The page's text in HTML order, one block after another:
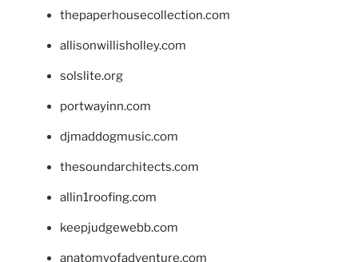
thepaperhousecollection.com
allisonwillisholley.com
solslite.org
portwayinn.com
djmaddogmusic.com
thesoundarchitects.com
allin1roofing.com
keepjudgewebb.com
anatomyofadventure.com